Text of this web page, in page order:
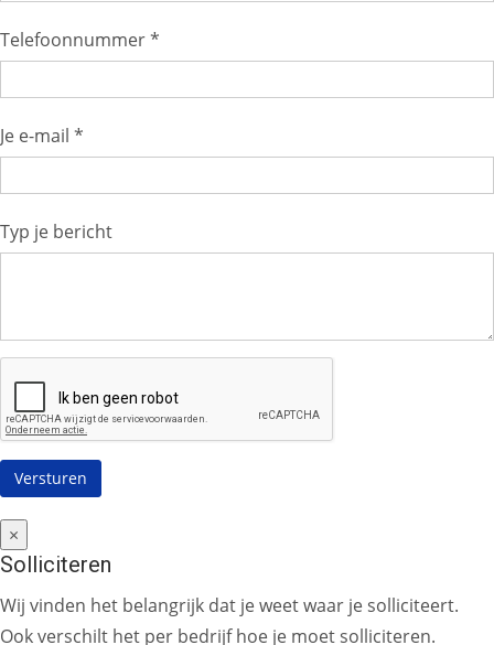
Telefoonnummer *
Je e-mail *
Typ je bericht
×
Solliciteren
Wij vinden het belangrijk dat je weet waar je solliciteert.
Ook verschilt het per bedrijf hoe je moet solliciteren.